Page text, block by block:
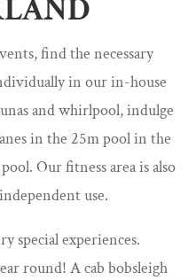
find the necessary
in our in-house
and whirlpool, indulge
in the 25m pool in the
Our fitness area is also
use.
special experiences.
round! A cab bobsleigh